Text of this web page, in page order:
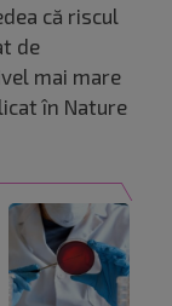
că riscul
de
mai mare
în Nature